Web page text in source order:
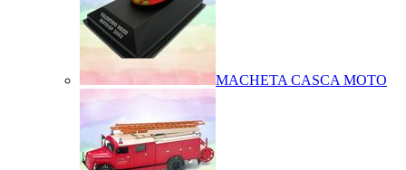
MACHETA CASCA MOTO